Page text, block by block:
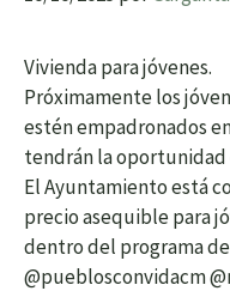
Vivienda para jóvenes.
Próximamente los
estén empadronados
tendrán la
El Ayuntamiento está
precio asequible para
dentro del programa
@pueblosconvidacm